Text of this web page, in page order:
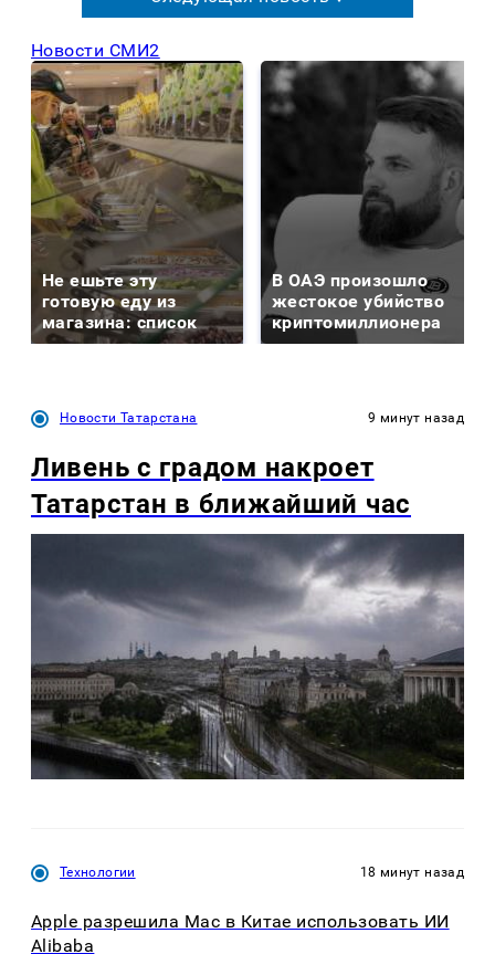
Новости СМИ2
Не ешьте эту
готовую еду из
магазина: список
В ОАЭ произошло
жестокое убийство
криптомиллионера
Новости Татарстана 9 минут назад
Ливень с градом накроет
Татарстан в ближайший час
Технологии 18 минут назад
Apple разрешила Mac в Китае использовать ИИ
Alibaba